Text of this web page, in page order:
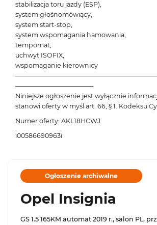
stabilizacja toru jazdy (ESP),
system głośnomówiący,
system start-stop,
system wspomagania hamowania,
tempomat,
uchwyt ISOFIX,
wspomaganie kierownicy
─────────────────
Niniejsze ogłoszenie jest wyłącznie
stanowi oferty w myśl art. 66, § 1. Kodeksu
Numer oferty: AKL18HCWJ
i00586690963i
Ogłoszenie archiwalne
Opel Insignia
GS 1.5 165KM automat 2019 r., salon PL,